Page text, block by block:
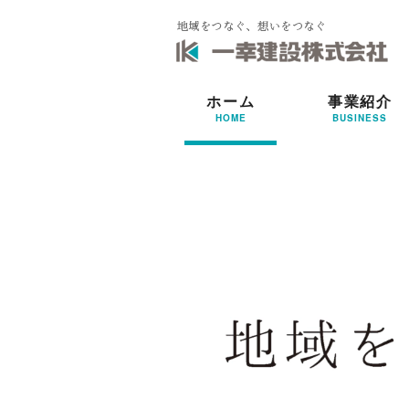
ホーム
HOME
事業紹介
BUSINESS